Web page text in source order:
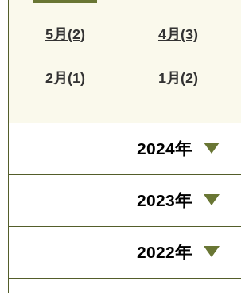
5月(2) 4月(3)
2月(1) 1月(2)
2024年
2023年
2022年